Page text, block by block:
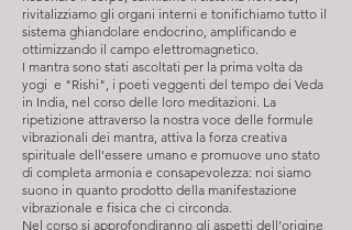
rivitalizziamo gli organi interni e tonifichiamo tutto il
sistema ghiandolare endocrino, amplificando e
ottimizzando il campo elettromagnetico.
I mantra sono stati ascoltati per la prima volta da
yogi e "Rishi", i poeti veggenti del tempo dei Veda
in India, nel corso delle loro meditazioni. La
ripetizione attraverso la nostra voce delle formule
vibrazionali dei mantra, attiva la forza creativa
spirituale dell'essere umano e promuove uno stato
di completa armonia e consapevolezza: noi siamo
suono in quanto prodotto della manifestazione
vibrazionale e fisica che ci circonda.
Nel corso si approfondiranno gli aspetti dell’origine